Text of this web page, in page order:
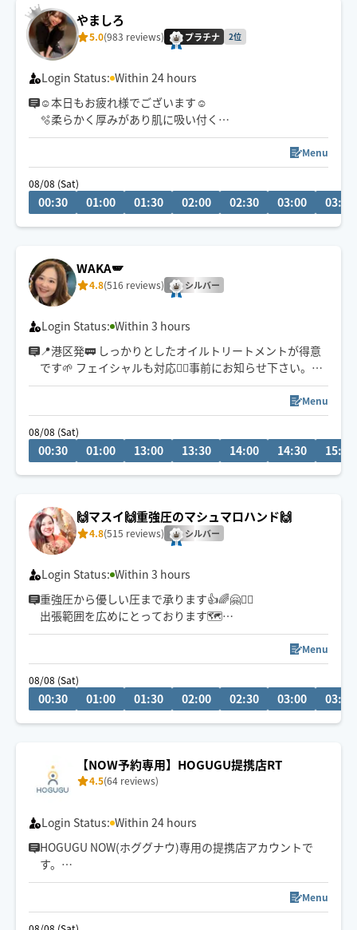
やましろ
5.0(983 reviews) プラチナ 2位
Login Status: Within 24 hours
☺︎本日もお疲れ様でございます☺︎
🫧柔らかく厚みがあり肌に吸い付く
ようなもっちりハンド🫲🫱が持ち味です🫧
Menu
08/08 (Sat)
00:30 01:00 01:30 02:00 02:30 03:00 03:30
WAKA🪽
4.8(516 reviews) シルバー
Login Status: Within 3 hours
📍港区発🚃 しっかりとしたオイルトリートメントが得意
です🌱 フェイシャルも対応💆‍♀️事前にお知らせ下さい。※
施術中は返信遅くなります、ご了承ください🙇‍♀️
Menu
08/08 (Sat)
00:30 01:00 13:00 13:30 14:00 14:30 15:00
🙌マスイ🙌重強圧のマシュマロハンド🙌
4.8(515 reviews) シルバー
Login Status: Within 3 hours
重強圧から優しい圧まで承ります👍🌈🤗🧚‍♀️
出張範囲を広めにとっております🗺️
現在地によって到着時刻が変わります。
Menu
08/08 (Sat)
00:30 01:00 01:30 02:00 02:30 03:00 03:30
【NOW予約専用】HOGUGU提携店RT
4.5(64 reviews)
Login Status: Within 24 hours
HOGUGU NOW(ホググナウ)専用の提携店アカウントで
す。
20代〜50代の日本人女性セラピストがお伺いいたしま
Menu